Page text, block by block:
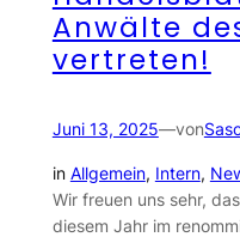
Anwälte
vertreten!
Juni 13, 2025—von
in Allgemein, Intern,
Wir freuen uns sehr,
diesem Jahr im